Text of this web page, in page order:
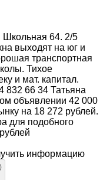
Школьная 64. 2/5
выходят на юг и
транспортная
Тихое
и мат. капитал.
832 66 34 Татьяна
объявлении 42 000
на 18 272 рублей.
для подобного
информацию